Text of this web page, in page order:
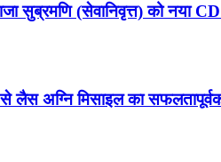
सुब्रमणि (सेवानिवृत्त) को नया
अग्नि मिसाइल का